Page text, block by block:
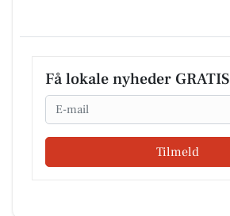
Få lokale nyheder GRATIS
Email
Tilmeld